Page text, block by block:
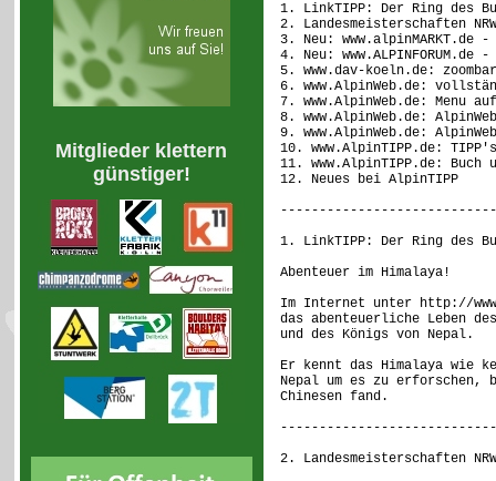
Mitglieder klettern
günstiger!
1. LinkTIPP: Der Ring des
2. Landesmeisterschaften
3. Neu:
4. Neu:
5. www.dav-koeln.de:
6. www.AlpinWeb.de:
7. www.AlpinWeb.de: Menu
8. www.AlpinWeb.de:
9. www.AlpinWeb.de:
10. www.AlpinTIPP.de:
11. www.AlpinTIPP.de: Buch
12. Neues bei AlpinTIPP
1. LinkTIPP: Der Ring des
Abenteuer im Himalaya!
Im Internet unter http://
das abenteuerliche Leben
und des Königs von Nepal.
Er kennt das Himalaya wie
Nepal um es zu
Chinesen fand.
2. Landesmeisterschaften